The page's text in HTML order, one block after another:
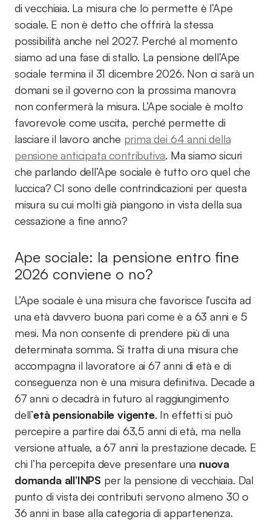
di vecchiaia. La misura che lo permette è l’Ape
sociale. E non è detto che offrirà la stessa
possibilità anche nel 2027. Perché al momento
siamo ad una fase di stallo. La pensione dell’Ape
sociale termina il 31 dicembre 2026. Non ci sarà un
domani se il governo con la prossima manovra
non confermerà la misura. L’Ape sociale è molto
favorevole come uscita, perché permette di
lasciare il lavoro anche prima dei 64 anni della
pensione anticipata contributiva. Ma siamo sicuri
che parlando dell’Ape sociale è tutto oro quel che
luccica? CI sono delle contrindicazioni per questa
misura su cui molti già piangono in vista della sua
cessazione a fine anno?
Ape sociale: la pensione entro fine
2026 conviene o no?
L’Ape sociale è una misura che favorisce l’uscita ad
una età davvero buona pari come è a 63 anni e 5
mesi. Ma non consente di prendere più di una
determinata somma. Si tratta di una misura che
accompagna il lavoratore ai 67 anni di età e di
conseguenza non è una misura definitiva. Decade a
67 anni o decadrà in futuro al raggiungimento
dell’età pensionabile vigente. In effetti si può
percepire a partire dai 63,5 anni di età, ma nella
versione attuale, a 67 anni la prestazione decade. E
chi l’ha percepita deve presentare una nuova
domanda all’INPS per la pensione di vecchiaia. Dal
punto di vista dei contributi servono almeno 30 o
36 anni in base alla categoria di appartenenza.